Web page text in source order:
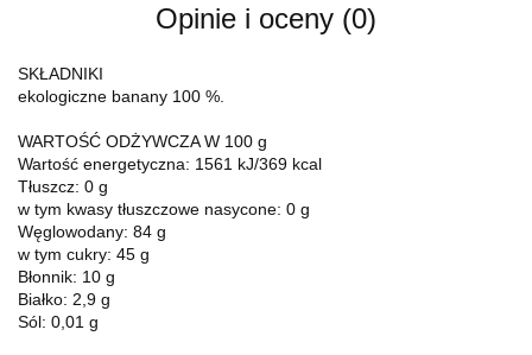
Opinie i oceny (0)
SKŁADNIKI
ekologiczne banany 100 %.
WARTOŚĆ ODŻYWCZA W 100 g
Wartość energetyczna: 1561 kJ/369 kcal
Tłuszcz: 0 g
w tym kwasy tłuszczowe nasycone: 0 g
Węglowodany: 84 g
w tym cukry: 45 g
Błonnik: 10 g
Białko: 2,9 g
Sól: 0,01 g